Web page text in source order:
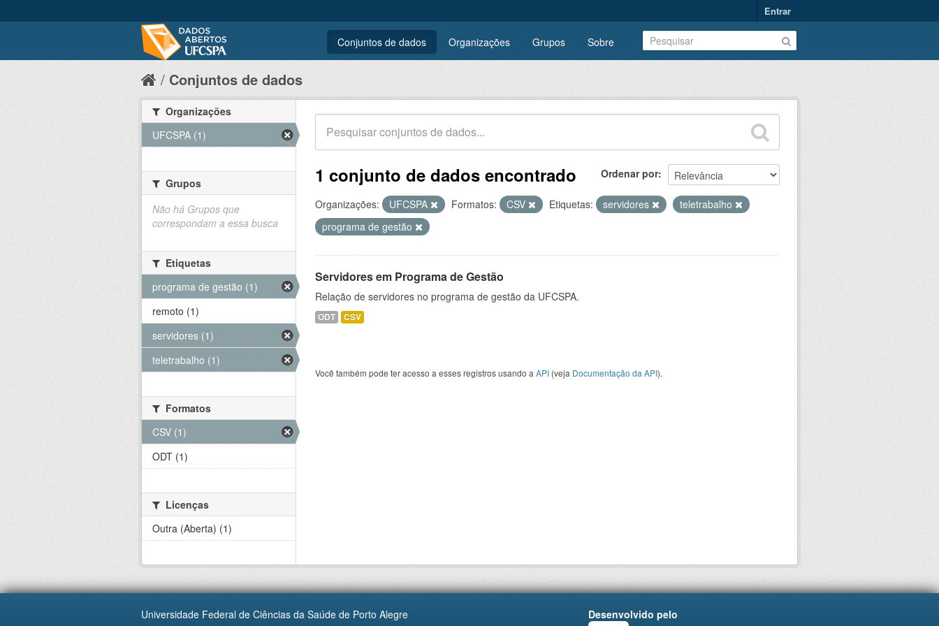
Entrar
Conjuntos de dados Organizações Grupos Sobre
Conjuntos de dados
Ordenar por
1 conjunto de dados encontrado
Organizações: UFCSPA Formatos: CSV Etiquetas: servidores
teletrabalho
programa de gestão
Servidores em Programa de Gestão
Relação de servidores no programa de gestão da UFCSPA.
ODT CSV
Você também pode ter acesso a esses registros usando a API (veja Documentação da API).
Organizações
UFCSPA (1)
Grupos
Não há Grupos que
correspondam a essa busca
Etiquetas
programa de gestão (1)
remoto (1)
servidores (1)
teletrabalho (1)
Formatos
CSV (1)
ODT (1)
Licenças
Outra (Aberta) (1)
Universidade Federal de Ciências da Saúde de Porto Alegre
Desenvolvido pelo